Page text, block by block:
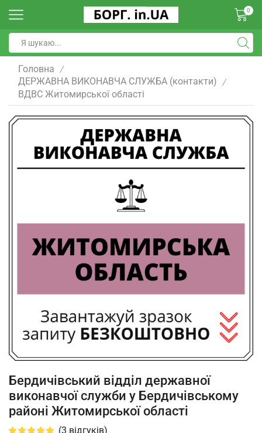
0
Головна /
ДЕРЖАВНА ВИКОНАВЧА СЛУЖБА (контакти) /
ВДВС Житомирської області
Бердичівський відділ державної
виконавчої служби у Бердичівському
районі Житомирської області
(3 відгуків)